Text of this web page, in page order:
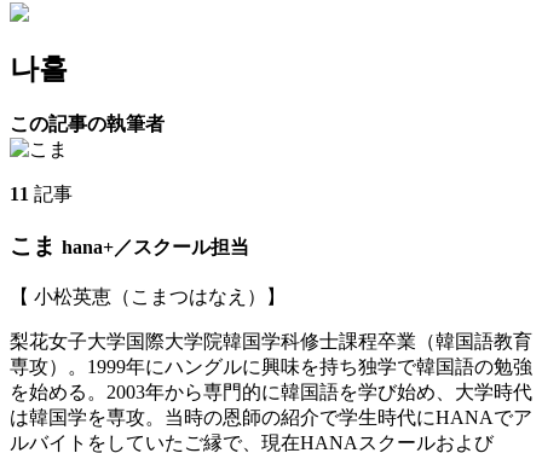
나흘
この記事の執筆者
11 記事
こま hana+／スクール担当
【 小松英恵（こまつはなえ）】
梨花女子大学国際大学院韓国学科修士課程卒業（韓国語教育
専攻）。1999年にハングルに興味を持ち独学で韓国語の勉強
を始める。2003年から専門的に韓国語を学び始め、大学時代
は韓国学を専攻。当時の恩師の紹介で学生時代にHANAでア
ルバイトをしていたご縁で、現在HANAスクールおよび